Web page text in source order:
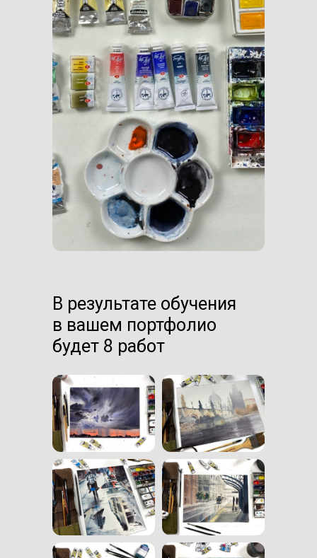
В результате обучения
в вашем портфолио
будет 8 работ